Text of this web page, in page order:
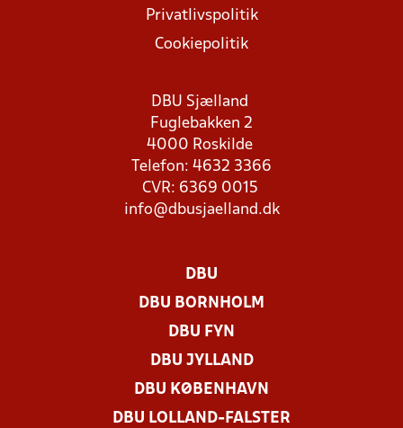
Privatlivspolitik
Cookiepolitik
DBU Sjælland
Fuglebakken 2
4000 Roskilde
Telefon: 4632 3366
CVR: 6369 0015
info@dbusjaelland.dk
DBU
DBU BORNHOLM
DBU FYN
DBU JYLLAND
DBU KØBENHAVN
DBU LOLLAND-FALSTER